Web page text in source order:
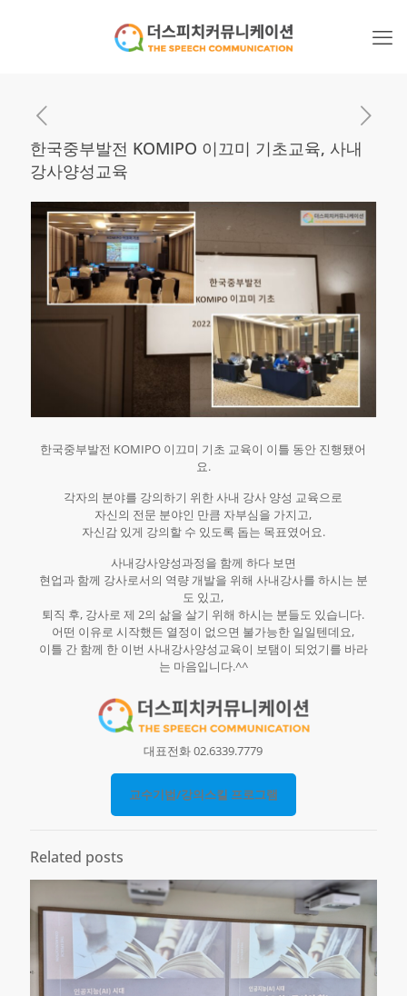
한국중부발전 KOMIPO 이끄미 기초교육, 사내
강사양성교육
한국중부발전 KOMIPO 이끄미 기초 교육이 이틀 동안 진행됐어
요.
각자의 분야를 강의하기 위한 사내 강사 양성 교육으로
자신의 전문 분야인 만큼 자부심을 가지고,
자신감 있게 강의할 수 있도록 돕는 목표였어요.
사내강사양성과정을 함께 하다 보면
현업과 함께 강사로서의 역량 개발을 위해 사내강사를 하시는 분
도 있고,
퇴직 후, 강사로 제 2의 삶을 살기 위해 하시는 분들도 있습니다.
어떤 이유로 시작했든 열정이 없으면 불가능한 일일텐데요,
이틀 간 함께 한 이번 사내강사양성교육이 보탬이 되었기를 바라
는 마음입니다.^^
대표전화 02.6339.7779
교수기법/강의스킬 프로그램
Related posts